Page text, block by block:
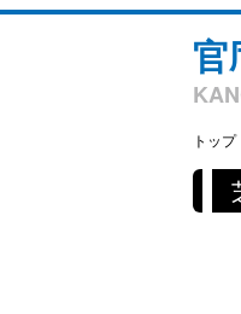
官
トップ